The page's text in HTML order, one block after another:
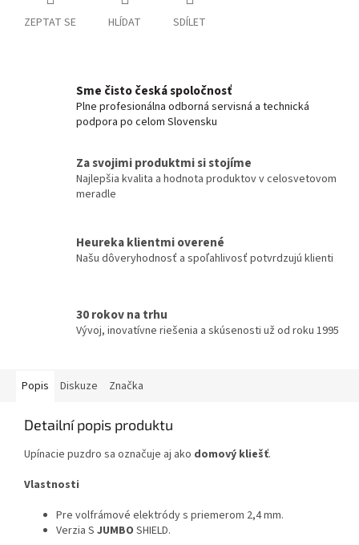
ZEPTAT SE HLÍDAT SDÍLET
Sme čisto česká spoločnosť
Plne profesionálna odborná servisná a technická
podpora po celom Slovensku
Za svojimi produktmi si stojíme
Najlepšia kvalita a hodnota produktov v celosvetovom
meradle
Heureka klientmi overené
Našu dôveryhodnosť a spoľahlivosť potvrdzujú klienti
30 rokov na trhu
Vývoj, inovatívne riešenia a skúsenosti už od roku 1995
Popis Diskuze Značka
Detailní popis produktu
Upínacie puzdro sa označuje aj ako domový kliešť.
Vlastnosti
Pre volfrámové elektródy s priemerom 2,4 mm.
Verzia S JUMBO SHIELD.